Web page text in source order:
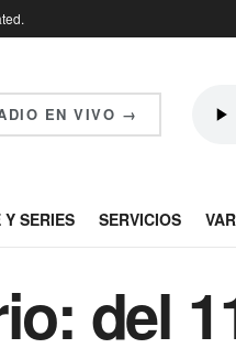
EN VIVO →
Y SERIES SERVICIOS
del